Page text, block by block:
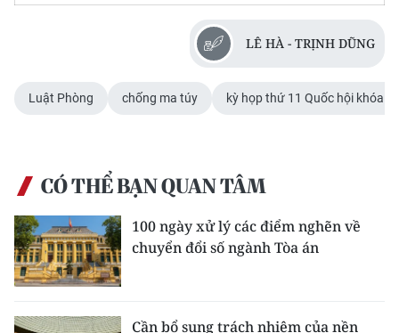
LÊ HÀ - TRỊNH DŨNG
Luật Phòng chống ma túy kỳ họp thứ 11 Quốc hội khóa
CÓ THỂ BẠN QUAN TÂM
100 ngày xử lý các điểm nghẽn về
chuyển đổi số ngành Tòa án
Cần bổ sung trách nhiệm của nền